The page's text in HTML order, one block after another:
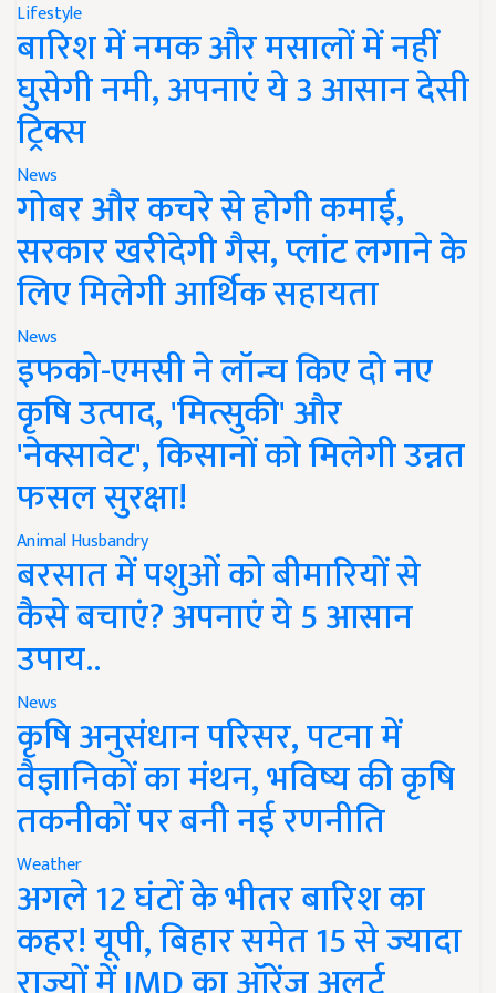
Lifestyle
बारिश में नमक और मसालों में नहीं
घुसेगी नमी, अपनाएं ये 3 आसान देसी
ट्रिक्स
News
गोबर और कचरे से होगी कमाई,
सरकार खरीदेगी गैस, प्लांट लगाने के
लिए मिलेगी आर्थिक सहायता
News
इफको-एमसी ने लॉन्च किए दो नए
कृषि उत्पाद, 'मित्सुकी' और
'नेक्सावेट', किसानों को मिलेगी उन्नत
फसल सुरक्षा!
Animal Husbandry
बरसात में पशुओं को बीमारियों से
कैसे बचाएं? अपनाएं ये 5 आसान
उपाय..
News
कृषि अनुसंधान परिसर, पटना में
वैज्ञानिकों का मंथन, भविष्य की कृषि
तकनीकों पर बनी नई रणनीति
Weather
अगले 12 घंटों के भीतर बारिश का
कहर! यूपी, बिहार समेत 15 से ज्यादा